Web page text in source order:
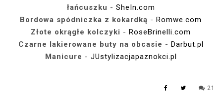
łańcuszku - SheIn.com
Bordowa spódniczka z kokardką -Romwe.com
Złote okrągłe kolczyki -RoseBrinelli.com
Czarne lakierowane buty na obcasie - Darbut.pl
Manicure - JUstylizacjapaznokci.pl
21